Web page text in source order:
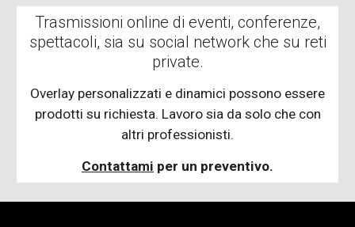
Trasmissioni online di eventi, conferenze,
spettacoli, sia su social network che su reti
private.
Overlay personalizzati e dinamici possono essere
prodotti su richiesta. Lavoro sia da solo che con
altri professionisti.
Contattami per un preventivo.